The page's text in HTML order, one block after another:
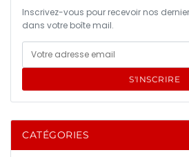
Inscrivez-vous pour recevoir nos
dans votre boîte mail.
S'INSCRIRE
CATÉGORIES